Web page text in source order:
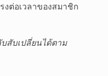
งต่อเวลาของสมาชิก
สับเปลี่ยนได้ตาม